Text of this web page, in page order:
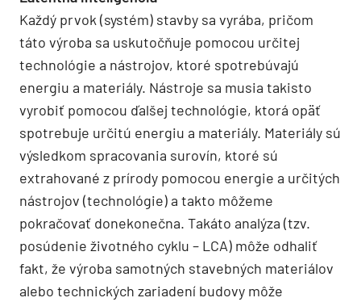
Každý prvok (systém) stavby sa vyrába, pričom
táto výroba sa uskutočňuje pomocou určitej
technológie a nástrojov, ktoré spotrebúvajú
energiu a materiály. Nástroje sa musia takisto
vyrobiť pomocou ďalšej technológie, ktorá opäť
spotrebuje určitú energiu a materiály. Materiály sú
výsledkom spracovania surovín, ktoré sú
extrahované z prírody pomocou energie a určitých
nástrojov (technológie) a takto môžeme
pokračovať donekonečna. Takáto analýza (tzv.
posúdenie životného cyklu – LCA) môže odhaliť
fakt, že výroba samotných stavebných materiálov
alebo technických zariadení budovy môže